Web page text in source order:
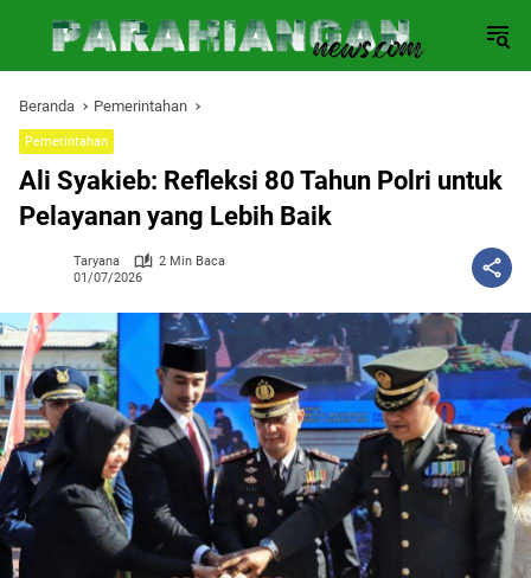
Beranda Pemerintahan
Pemerintahan
Ali Syakieb: Refleksi 80 Tahun Polri untuk
Pelayanan yang Lebih Baik
Taryana
2 Min Baca
01/07/2026